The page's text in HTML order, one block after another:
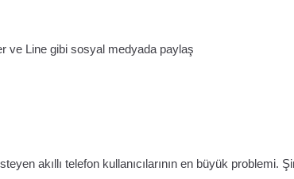
ve Line gibi sosyal medyada paylaş
akıllı telefon kullanıcılarının en büyük problemi.